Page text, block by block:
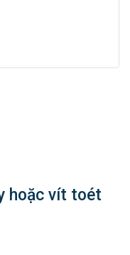
hoặc vít toét